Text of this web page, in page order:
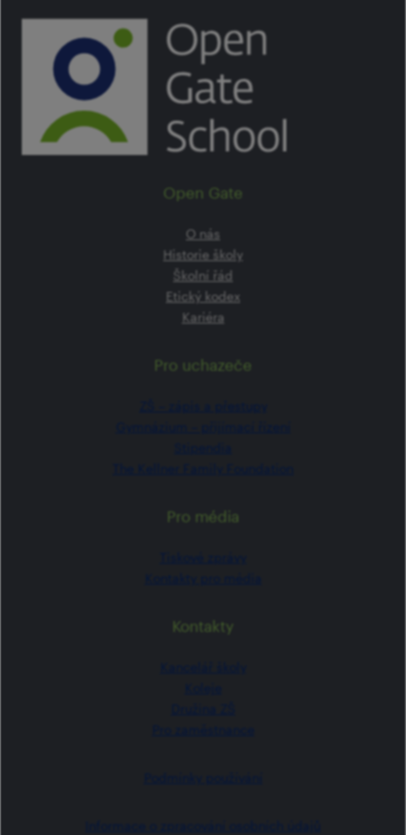
Open Gate
O nás
Historie školy
Školní řád
Etický kodex
Kariéra
Pro uchazeče
Pro média
Kontakty